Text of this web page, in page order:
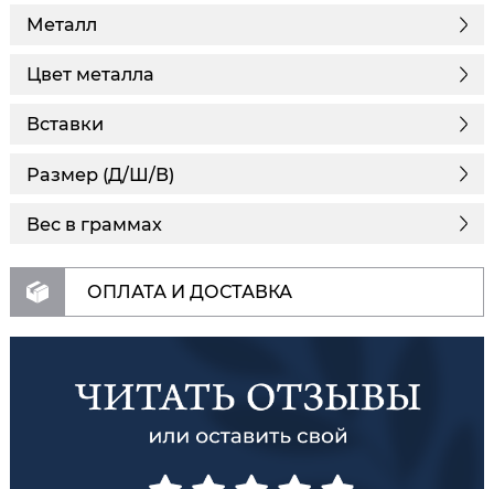
Металл
Цвет металла
Вставки
Размер (Д/Ш/В)
Вес в граммах
ОПЛАТА И ДОСТАВКА